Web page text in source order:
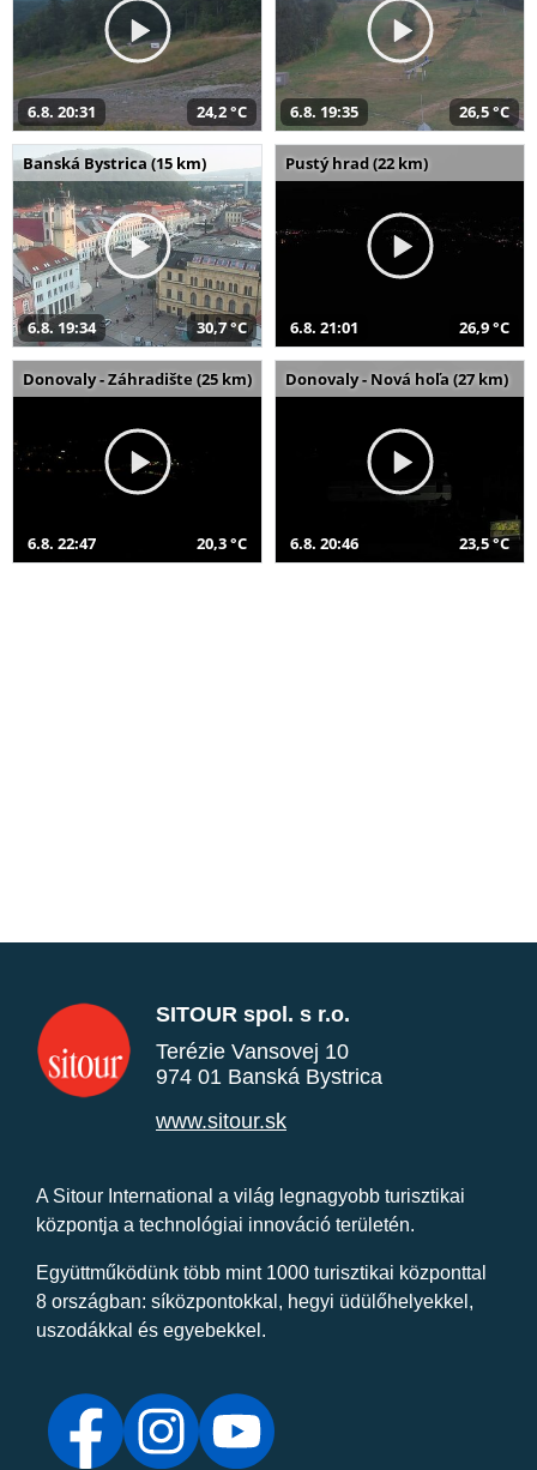
6.8. 20:31 24,2 °C 6.8. 19:35 26,5 °C
Banská Bystrica (15 km)
6.8. 19:34 30,7 °C
Pustý hrad (22 km)
6.8. 21:01 26,9 °C
Donovaly - Záhradište (25 km)
6.8. 22:47 20,3 °C
Donovaly - Nová hoľa (27 km)
6.8. 20:46 23,5 °C
SITOUR spol. s r.o.
Terézie Vansovej 10
974 01 Banská Bystrica
www.sitour.sk
A Sitour International a világ legnagyobb turisztikai
központja a technológiai innováció területén.
Együttműködünk több mint 1000 turisztikai központtal
8 országban: síközpontokkal, hegyi üdülőhelyekkel,
uszodákkal és egyebekkel.